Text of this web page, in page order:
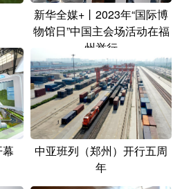
新华全媒+丨2023年“国际博
物馆日”中国主会场活动在福
州举行
中亚班列（郑州）开行五周
年